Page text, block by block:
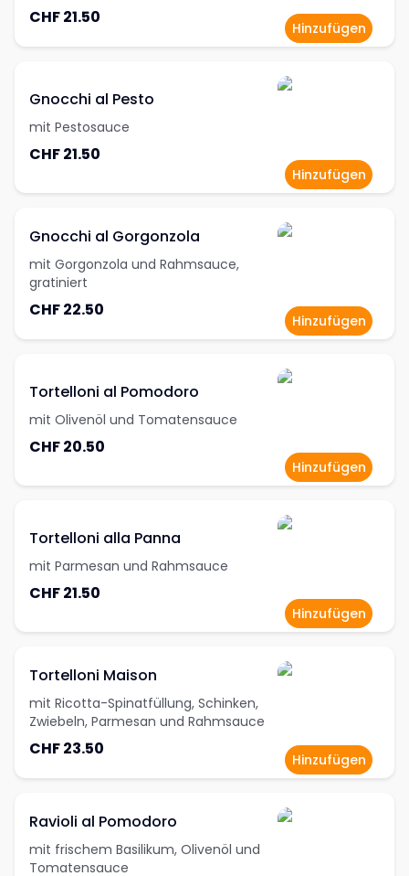
CHF 21.50
Hinzufügen
Gnocchi al Pesto
mit Pestosauce
CHF 21.50
Hinzufügen
Gnocchi al Gorgonzola
mit Gorgonzola und Rahmsauce,
gratiniert
CHF 22.50
Hinzufügen
Tortelloni al Pomodoro
mit Olivenöl und Tomatensauce
CHF 20.50
Hinzufügen
Tortelloni alla Panna
mit Parmesan und Rahmsauce
CHF 21.50
Hinzufügen
Tortelloni Maison
mit Ricotta-Spinatfüllung, Schinken,
Zwiebeln, Parmesan und Rahmsauce
CHF 23.50
Hinzufügen
Ravioli al Pomodoro
mit frischem Basilikum, Olivenöl und
Tomatensauce